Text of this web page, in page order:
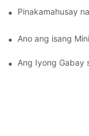
Pinakamahusay
Ano ang isang
Ang Iyong Gabay